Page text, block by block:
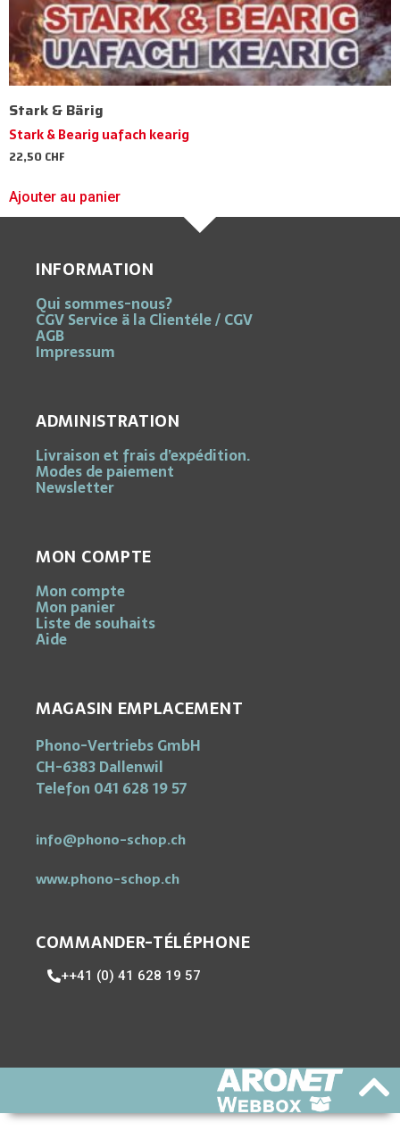
Stark & Bärig
Stark & Bearig uafach kearig
22,50CHF
Ajouter au panier
INFORMATION
Qui sommes-nous?
CGV Service ä la Clientéle / CGV
AGB
Impressum
ADMINISTRATION
Livraison et frais d’expédition.
Modes de paiement
Newsletter
MON COMPTE
Mon compte
Mon panier
Liste de souhaits
Aide
MAGASIN EMPLACEMENT
Phono-Vertriebs GmbH
CH-6383 Dallenwil
Telefon 041 628 19 57
info@phono-schop.ch
www.phono-schop.ch
COMMANDER-TÉLÉPHONE
++41 (0) 41 628 19 57